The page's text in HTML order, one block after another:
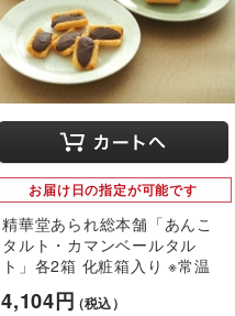
お届け日の指定が可能です
精華堂あられ総本舗「あんこ
タルト・カマンベールタル
ト」各2箱 化粧箱入り ※常温
4,104円（税込）